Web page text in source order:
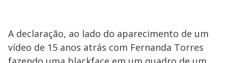
A declaração, ao lado do aparecimento de um
vídeo de 15 anos atrás com Fernanda Torres